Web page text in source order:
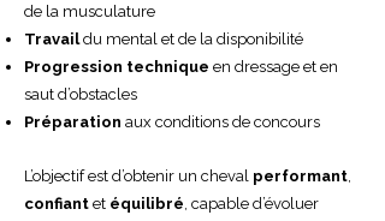
de la musculature
Travaildu mental et de la disponibilité
Progression technique en dressage et en
saut d’obstacles
Préparation aux conditions de concours
L’objectif est d’obtenir un cheval performant,
confiant et équilibré, capable d’évoluer